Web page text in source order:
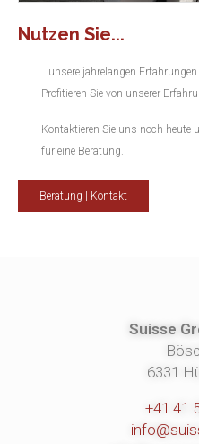
Nutzen Sie...
…unsere jahrelangen
Profitieren Sie von unserer
Kontaktieren Sie uns noch heute
für eine Beratung.
Beratung | Kontakt
Suisse
6331
+41 41